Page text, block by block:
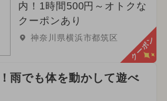
内！1時間500円～オトクな
クーポンあり
神奈川県横浜市都筑区 クーポン
雨でも体を動かして遊べ